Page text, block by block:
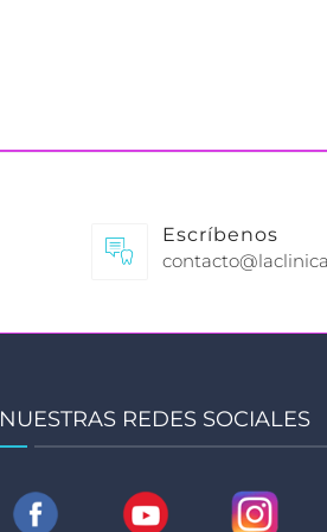
Escríbenos
NUESTRAS REDES SOCIALES